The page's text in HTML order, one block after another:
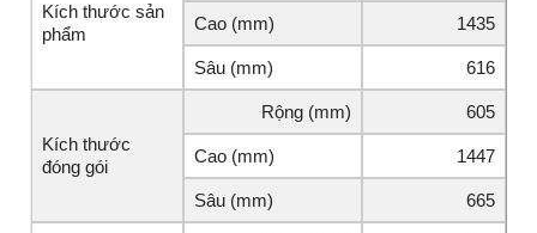
Kích thước sản
phẩm
Cao (mm) 1435
Sâu (mm) 616
Kích thước
đóng gói
Rộng (mm) 605
Cao (mm) 1447
Sâu (mm) 665